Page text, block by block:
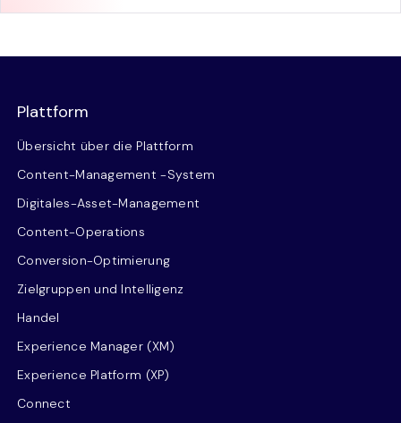
Plattform
Übersicht über die Plattform
Content-Management -System
Digitales-Asset-Management
Content-Operations
Conversion-Optimierung
Zielgruppen und Intelligenz
Handel
Experience Manager (XM)
Experience Platform (XP)
Connect